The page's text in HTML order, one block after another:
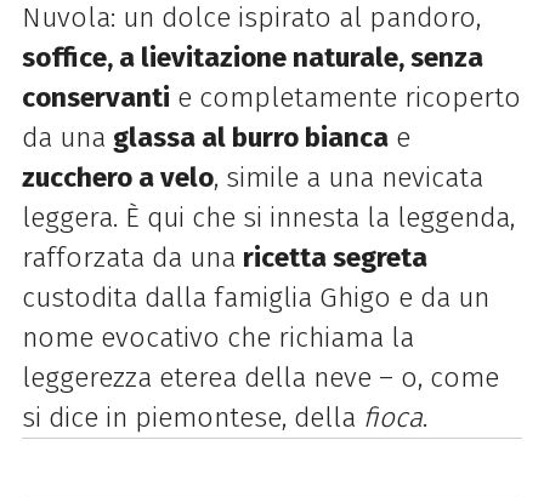
Nuvola: un dolce ispirato al pandoro,
soffice, a lievitazione naturale, senza
conservanti e completamente ricoperto
da una glassa al burro biancae
zucchero a velo, simile a una nevicata
leggera. È qui che si innesta la leggenda,
rafforzata da una ricetta segreta
custodita dalla famiglia Ghigo e da un
nome evocativo che richiama la
leggerezza eterea della neve – o, come
si dice in piemontese, della fioca.